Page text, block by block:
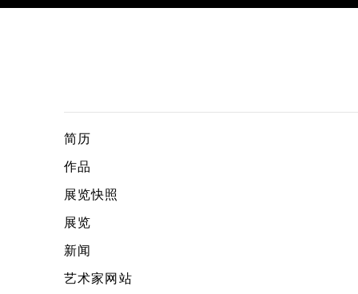
简历
作品
展览快照
展览
新闻
艺术家网站